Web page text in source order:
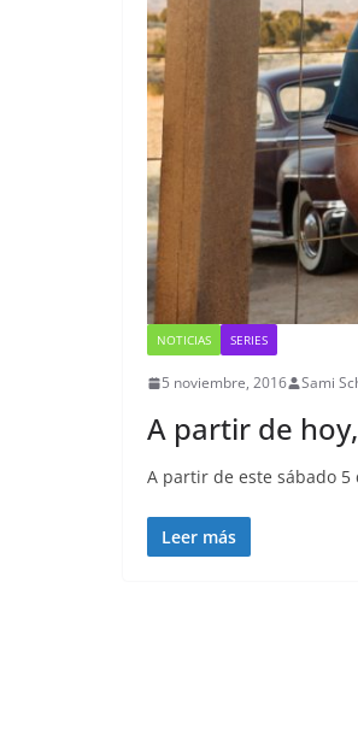
NOTICIAS SERIES
5 noviembre, 2016 Sami
A partir de
A partir de este sábado 5
Leer más